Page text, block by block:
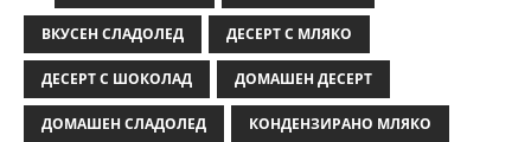
ВКУСЕН СЛАДОЛЕД ДЕСЕРТ С МЛЯКО
ДЕСЕРТ С ШОКОЛАД ДОМАШЕН ДЕСЕРТ
ДОМАШЕН СЛАДОЛЕД КОНДЕНЗИРАНО МЛЯКО